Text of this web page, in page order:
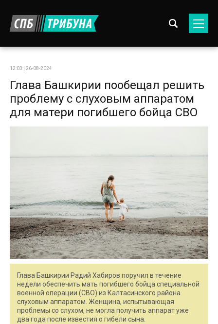
12:03 | 26-08-2024
Глава Башкирии пообещал решить
проблему с слуховым аппаратом
для матери погибшего бойца СВО
Глава Башкирии Радий Хабиров поручил в течение
недели обеспечить мать погибшего бойца специальной
военной операции (СВО) из Калтасинского района
слуховым аппаратом. Женщина, испытывающая
проблемы со слухом, не могла получить аппарат уже
два года после известия о гибели сына.